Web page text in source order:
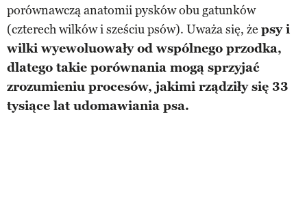
porównawczą anatomii pysków obu gatunków
(czterech wilków i sześciu psów). Uważa się, że psy i
wilki wyewoluowały od wspólnego przodka,
dlatego takie porównania mogą sprzyjać
zrozumieniu procesów, jakimi rządziły się 33
tysiące lat udomawiania psa.